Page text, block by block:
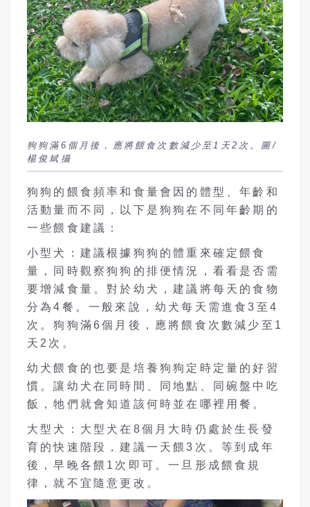
狗狗滿6個月後，應將餵食次數減少至1天2次。圖/
楊俊斌攝
狗狗的餵食頻率和食量會因的體型、年齡和
活動量而不同，以下是狗狗在不同年齡期的
一些餵食建議：
小型犬：建議根據狗狗的體重來確定餵食
量，同時觀察狗狗的排便情況，看看是否需
要增減食量。對於幼犬，建議將每天的食物
分為4餐。一般來說，幼犬每天需進食3至4
次。狗狗滿6個月後，應將餵食次數減少至1
天2次。
幼犬餵食的也要是培養狗狗定時定量的好習
慣。讓幼犬在同時間、同地點、同碗盤中吃
飯，牠們就會知道該何時並在哪裡用餐。
大型犬：大型犬在8個月大時仍處於生長發
育的快速階段，建議一天餵3次。等到成年
後，早晚各餵1次即可。一旦形成餵食規
律，就不宜隨意更改。